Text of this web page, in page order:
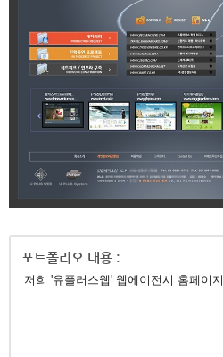
저희 '유플러스웹' 웹에이전시 홈페이지